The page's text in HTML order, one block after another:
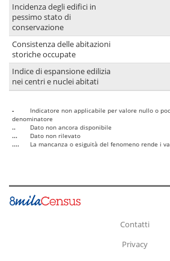
Incidenza degli edifici in
pessimo stato di
conservazione
Consistenza delle abitazioni
storiche occupate
Indice di espansione edilizia
nei centri e nuclei abitati
-
Indicatore non applicabile per valore nullo o
denominatore
..
Dato non ancora disponibile
...
Dato non rilevato
....
La mancanza o esiguità del fenomeno rende i
Contatti
Privacy